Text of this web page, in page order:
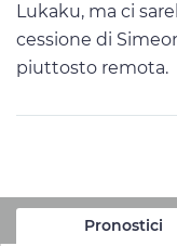
Lukaku, ma ci
cessione di
piuttosto remota.
Pronostici